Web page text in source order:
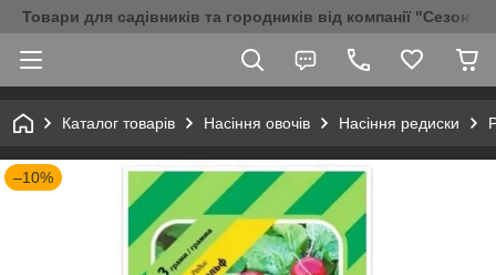
Товари для садівників та городників від компанії "Сезон
Каталог товарів Насіння овочів Насіння редиски
–10%